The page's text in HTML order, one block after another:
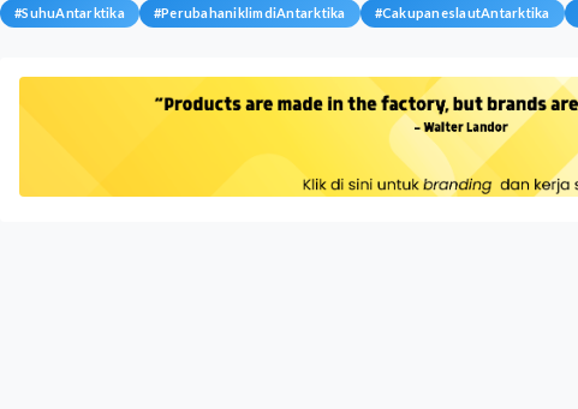
#SuhuAntarktika #PerubahaniklimdiAntarktika #CakupaneslautAntarktika